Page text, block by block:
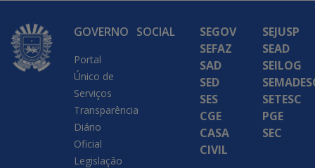
GOVERNO
Portal
Único de
Serviços
Transparência
Diário
Oficial
Legislação
SOCIAL
SEGOV
SEFAZ
SAD
SED
SES
CGE
CASA
CIVIL
SEJUSP
SEAD
SEILOG
SETESC
PGE
SEC